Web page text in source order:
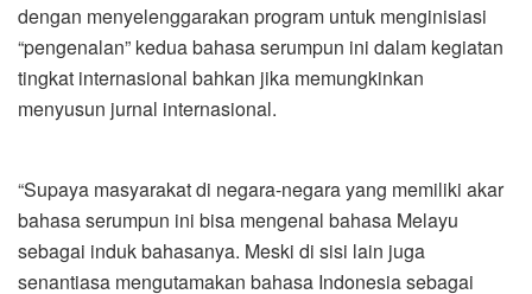
dengan menyelenggarakan program untuk menginisiasi
“pengenalan” kedua bahasa serumpun ini dalam kegiatan
tingkat internasional bahkan jika memungkinkan
menyusun jurnal internasional.
“Supaya masyarakat di negara-negara yang memiliki akar
bahasa serumpun ini bisa mengenal bahasa Melayu
sebagai induk bahasanya. Meski di sisi lain juga
senantiasa mengutamakan bahasa Indonesia sebagai